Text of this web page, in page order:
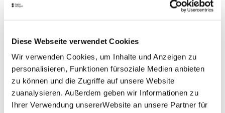
Diese Webseite verwendet Cookies
Wir verwenden Cookies, um Inhalte und Anzeigen zu
personalisieren, Funktionen fürsoziale Medien anbieten
zu können und die Zugriffe auf unsere Website
zuanalysieren. Außerdem geben wir Informationen zu
Ihrer Verwendung unsererWebsite an unsere Partner für
Bus vorhanden
Ihre Kontaktdaten
Firma